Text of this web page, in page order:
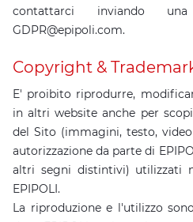
contattarci inviando una
GDPR@epipoli.com.
Copyright &
E' proibito riprodurre,
in altri website anche per
del Sito (immagini, testo,
autorizzazione da parte di
altri segni distintivi) utilizzati
EPIPOLI.
La riproduzione e l'utilizzo